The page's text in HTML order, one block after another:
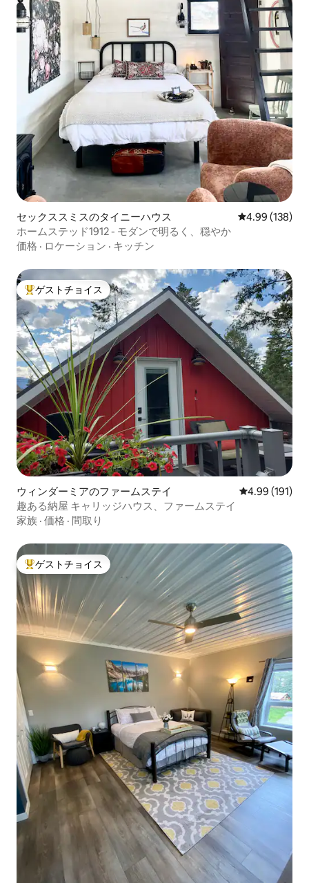
セックススミスのタイニーハウス レビュー138
4.99 (138)
ホームステッド1912 - モダンで明るく、穏やか
価格 · ロケーション · キッチン
大好評のゲストチョイスです。
ゲストチョイス
ウィンダーミアのファームステイ レビュー191
4.99 (191)
趣ある納屋 キャリッジハウス、ファームステイ
家族 · 価格 · 間取り
大好評のゲストチョイスです。
ゲストチョイス